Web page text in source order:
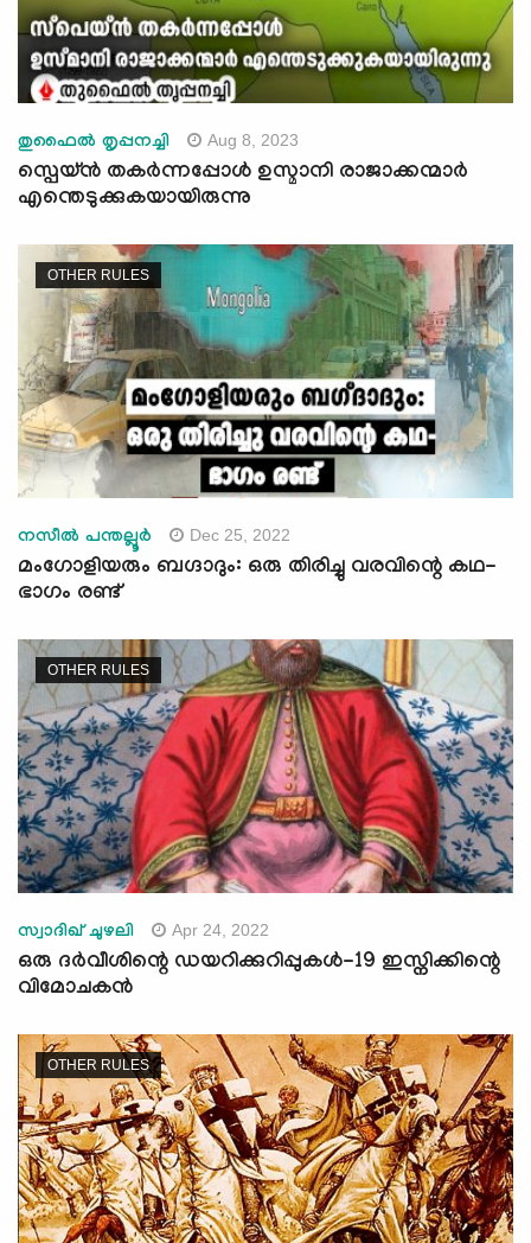
തുഫൈൽ തൃപ്പനച്ചി Aug 8, 2023
സ്പെയ്ന്‍ തകര്‍ന്നപ്പോള്‍ ഉസ്മാനി രാജാക്കന്മാര്‍
എന്തെടുക്കുകയായിരുന്നു
OTHER RULES
നസീൽ പന്തല്ലൂർ Dec 25, 2022
മംഗോളിയരും ബഗ്ദാദും: ഒരു തിരിച്ചു വരവിന്റെ കഥ-
ഭാഗം രണ്ട്
OTHER RULES
സ്വാദിഖ് ചുഴലി Apr 24, 2022
ഒരു ദർവീശിന്റെ ഡയറിക്കുറിപ്പുകൾ-19 ഇസ്നിക്കിന്റെ
വിമോചകൻ
OTHER RULES